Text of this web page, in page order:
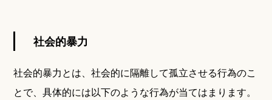
社会的暴力
社会的暴力とは、社会的に隔離して孤立させる行為のこ
とで、具体的には以下のような行為が当てはまります。